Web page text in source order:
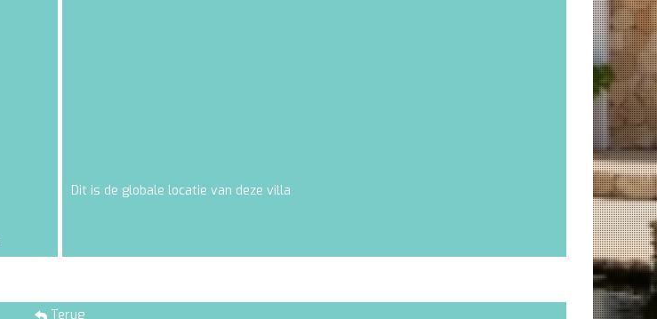
Dit is de globale locatie van deze villa
Terug